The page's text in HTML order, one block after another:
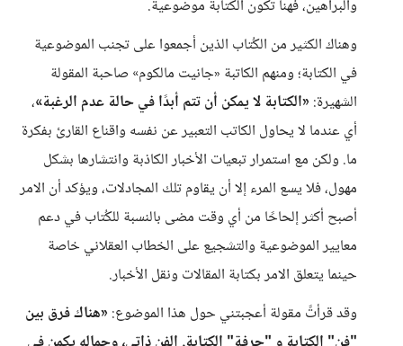
والبراهين، فهنا تكون الكتابة موضوعية.
وهناك الكثير من الكُتاب الذين أجمعوا على تجنب الموضوعية
في الكتابة؛ ومنهم الكاتبة «جانيت مالكوم» صاحبة المقولة
الشهيرة: «الكتابة لا يمكن أن تتم أبدًا في حالة عدم الرغبة»،
أي عندما لا يحاول الكاتب التعبير عن نفسه واقناع القارئ بفكرة
ما. ولكن مع استمرار تبعيات الأخبار الكاذبة وانتشارها بشكل
مهول، فلا يسع المرء إلا أن يقاوم تلك المجادلات، ويؤكد أن الامر
أصبح أكثر إلحاحًا من أي وقت مضى بالنسبة للكُتاب في دعم
معايير الموضوعية والتشجيع على الخطاب العقلاني خاصة
حينما يتعلق الامر بكتابة المقالات ونقل الأخبار.
وقد قرأتً مقولة أعجبتني حول هذا الموضوع: «هناك فرق بين